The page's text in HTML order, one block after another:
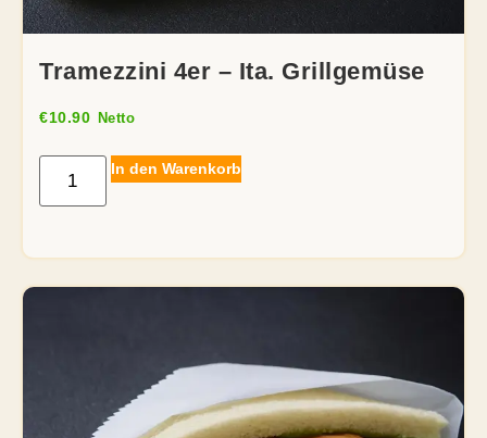
Tramezzini 4er – Ita. Grillgemüse
€10.90 Netto
In den Warenkorb